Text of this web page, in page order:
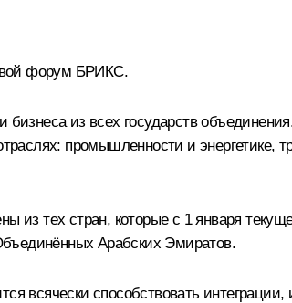
форум БРИКС.
из всех государств
промышленности и энергетике,
из тех стран, которые с 1 января
Арабских Эмиратов.
способствовать интеграции,